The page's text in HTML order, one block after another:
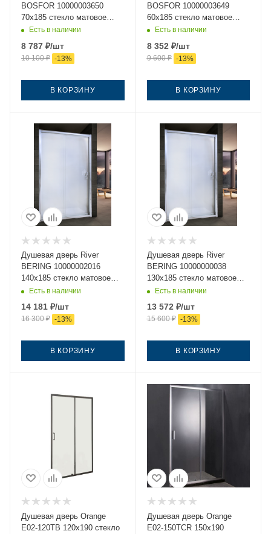
BOSFOR 10000003650
70х185 стекло матовое
профиль хром
Есть в наличии
8 787 ₽/шт
10 100₽ -13%
В КОРЗИНУ
BOSFOR 10000003649
60х185 стекло матовое
профиль хром
Есть в наличии
8 352 ₽/шт
9 600₽ -13%
В КОРЗИНУ
Душевая дверь River
BERING 10000002016
140х185 стекло матовое
профиль хром
Есть в наличии
14 181 ₽/шт
16 300₽ -13%
В КОРЗИНУ
Душевая дверь River
BERING 10000000038
130х185 стекло матовое
профиль хром
Есть в наличии
13 572 ₽/шт
15 600₽ -13%
В КОРЗИНУ
Душевая дверь Orange
E02-120TB 120х190 стекло
Душевая дверь Orange
E02-150TCR 150х190